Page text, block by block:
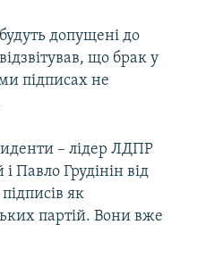
допущені до
що брак у
підписах не
– лідер ЛДПР
Грудінін від
як
партій. Вони вже